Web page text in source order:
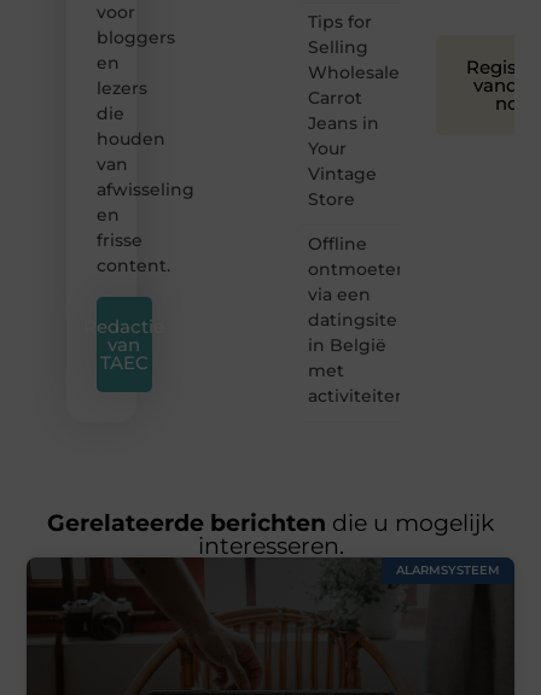
voor
bloggers
en
lezers
die
houden
van
afwisseling
en
frisse
content.
Redactie
van
TAEC
Tips for
Selling
Wholesale
Carrot
Jeans in
Your
Vintage
Store
Offline
ontmoeten
via een
datingsite
in België
met
activiteiten
nog
Gerelateerde berichten die u mogelijk
interesseren.
ALARMSYSTEEM